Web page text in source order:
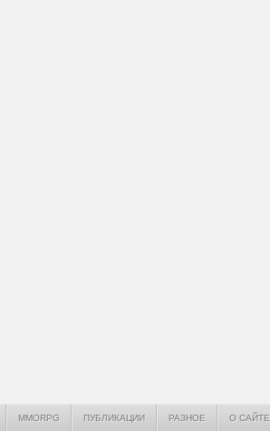
MMORPG ПУБЛИКАЦИИ РАЗНОЕ О САЙТЕ